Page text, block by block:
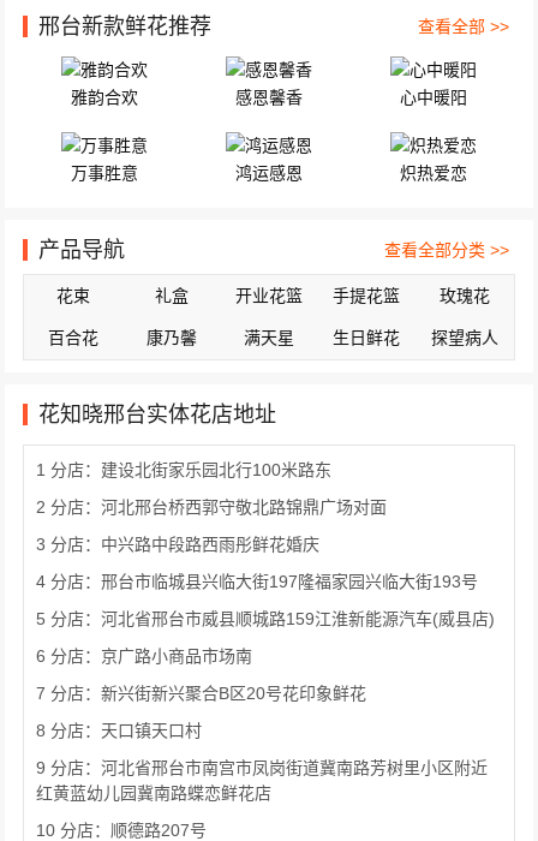
邢台新款鲜花推荐 查看全部 >>
雅韵合欢 感恩馨香 心中暖阳
万事胜意 鸿运感恩 炽热爱恋
产品导航 查看全部分类 >>
花束 礼盒 开业花篮 手提花篮 玫瑰花
百合花 康乃馨 满天星 生日鲜花 探望病人
花知晓邢台实体花店地址
1 分店：建设北街家乐园北行100米路东
2 分店：河北邢台桥西郭守敬北路锦鼎广场对面
3 分店：中兴路中段路西雨彤鲜花婚庆
4 分店：邢台市临城县兴临大街197隆福家园兴临大街193号
5 分店：河北省邢台市威县顺城路159江淮新能源汽车(威县店)
6 分店：京广路小商品市场南
7 分店：新兴街新兴聚合B区20号花印象鲜花
8 分店：天口镇天口村
9 分店：河北省邢台市南宫市凤岗街道冀南路芳树里小区附近
红黄蓝幼儿园冀南路蝶恋鲜花店
10 分店：顺德路207号